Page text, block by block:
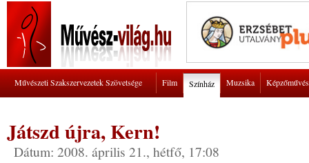
Művészeti Szakszervezetek Szövetsége Film Színház Muzsika
Játszd újra, Kern!
Dátum: 2008. április 21., hétfő, 17:08